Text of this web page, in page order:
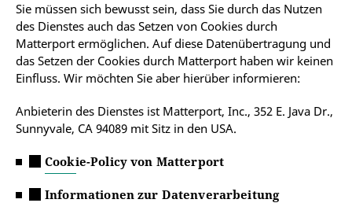
Sie müssen sich bewusst sein, dass Sie durch das Nutzen
des Dienstes auch das Setzen von Cookies durch
Matterport ermöglichen. Auf diese Datenübertragung und
das Setzen der Cookies durch Matterport haben wir keinen
Einfluss. Wir möchten Sie aber hierüber informieren:
Anbieterin des Dienstes ist Matterport, Inc., 352 E. Java Dr.,
Sunnyvale, CA 94089 mit Sitz in den USA.
Cookie-Policy von Matterport
Informationen zur Datenverarbeitung